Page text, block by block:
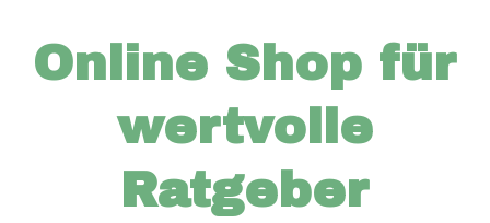
Online Shop für
wertvolle
Ratgeber